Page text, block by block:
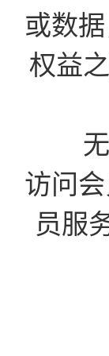
或数
权益
无敌
访问
员服